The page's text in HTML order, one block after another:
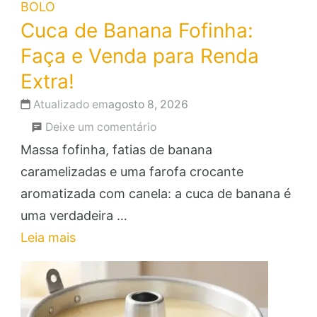
BOLO
Cuca de Banana Fofinha:
Faça e Venda para Renda
Extra!
Atualizado emagosto 8, 2026
Deixe um comentárioem
Cuca
de
Banana
e
Venda
para
Massa fofinha, fatias de banana
caramelizadas e uma farofa crocante
aromatizada com canela: a cuca de banana é
uma verdadeira …
Leia mais